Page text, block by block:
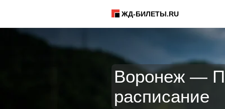
ЖД-БИЛЕТЫ.RU
Воронеж —
расписание